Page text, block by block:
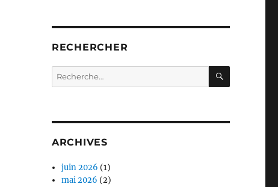
RECHERCHER
Recherche
pour :
ARCHIVES
juin 2026 (1)
mai 2026 (2)